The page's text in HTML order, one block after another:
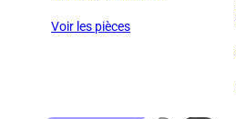
Voir les pièces